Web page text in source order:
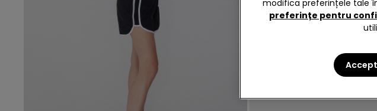
modifica preferințele tale
preferințe pentru